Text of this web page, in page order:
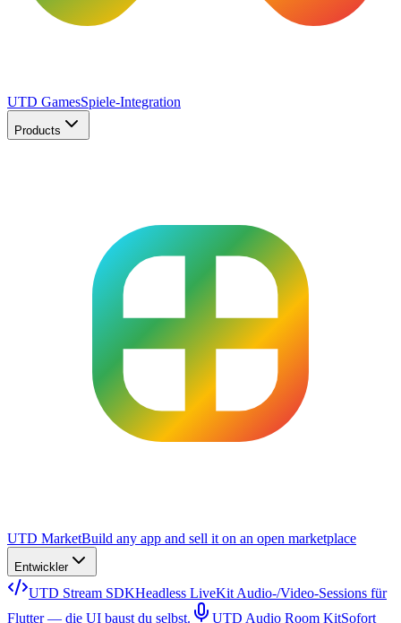
UTD GamesSpiele-Integration
Products
UTD MarketBuild any app and sell it on an open marketplace
Entwickler
UTD Stream SDKHeadless LiveKit Audio-/Video-Sessions für
Flutter — die UI baust du selbst.
UTD Audio Room KitSofort